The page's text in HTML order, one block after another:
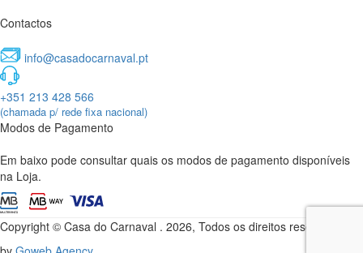
Contactos
info@casadocarnaval.pt
+351 213 428 566
(chamada p/ rede fixa nacional)
Modos de Pagamento
Em baixo pode consultar quais os modos de pagamento disponíveis
na Loja.
Copyright © Casa do Carnaval . 2026, Todos os direitos reservados.